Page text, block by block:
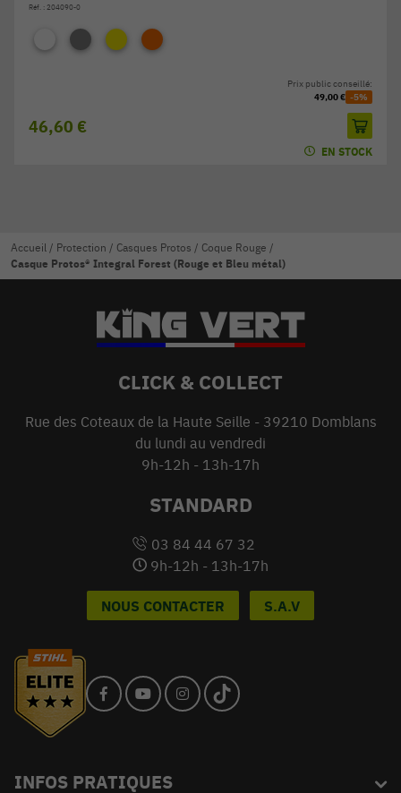
Réf. : 204090-0
46,60 €
Prix public conseillé:
49,00 € -5%
EN STOCK
Accueil / Protection / Casques Protos / Coque Rouge /
Casque Protos® Integral Forest (Rouge et Bleu métal)
CLICK & COLLECT
Rue des Coteaux de la Haute Seille - 39210 Domblans
du lundi au vendredi
9h-12h - 13h-17h
STANDARD
03 84 44 67 32
9h-12h - 13h-17h
NOUS CONTACTER S.A.V
INFOS PRATIQUES